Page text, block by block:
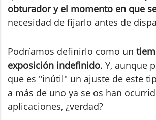
obturador y el momento en que
necesidad de fijarlo antes de
Podríamos definirlo como un
exposición indefinido. Y, aunque
que es "inútil" un ajuste de este
a más de uno ya se os han
aplicaciones, ¿verdad?